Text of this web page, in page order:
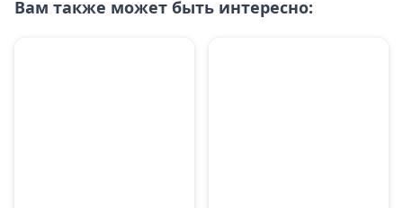
Вам также может быть интересно: